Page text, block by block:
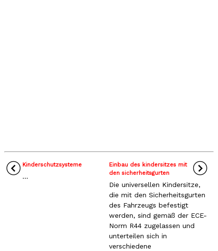
Kinderschutzsysteme
...
Einbau des kindersitzes mit
den sicherheitsgurten
Die universellen Kindersitze,
die mit den Sicherheitsgurten
des Fahrzeugs befestigt
werden, sind gemäß der ECE-
Norm R44 zugelassen und
unterteilen sich in
verschiedene